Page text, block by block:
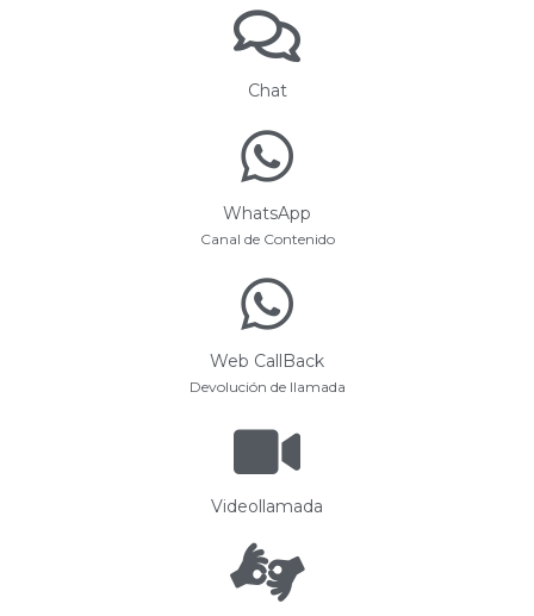
Chat
WhatsApp
Canal de Contenido
Web CallBack
Devolución de llamada
Videollamada